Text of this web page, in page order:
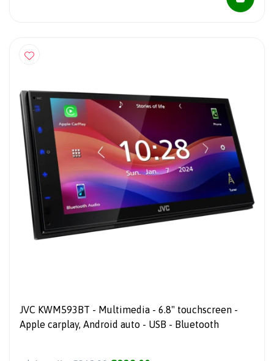
JVC KWM593BT - Multimedia - 6.8" touchscreen -
Apple carplay, Android auto - USB - Bluetooth